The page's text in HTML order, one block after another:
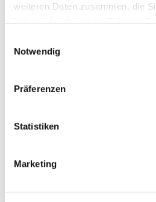
weiteren Daten zusammen, die
Notwendig
Präferenzen
Statistiken
Marketing
REZEPT DES MONATS